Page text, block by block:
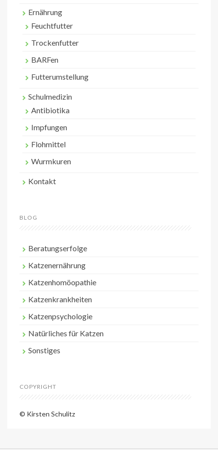
Ernährung
Feuchtfutter
Trockenfutter
BARFen
Futterumstellung
Schulmedizin
Antibiotika
Impfungen
Flohmittel
Wurmkuren
Kontakt
BLOG
Beratungserfolge
Katzenernährung
Katzenhomöopathie
Katzenkrankheiten
Katzenpsychologie
Natürliches für Katzen
Sonstiges
COPYRIGHT
© Kirsten Schulitz